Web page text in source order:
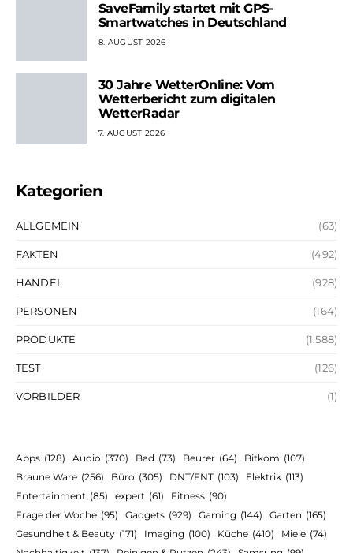
SaveFamily startet mit GPS-
Smartwatches in Deutschland
8. AUGUST 2026
30 Jahre WetterOnline: Vom
Wetterbericht zum digitalen
WetterRadar
7. AUGUST 2026
Kategorien
ALLGEMEIN (63)
FAKTEN (492)
HANDEL (928)
PERSONEN (164)
PRODUKTE (1.588)
TEST (126)
VORBILDER (1)
Apps (128) Audio (370) Bad (73) Beurer (64) Bitkom (107)
Braune Ware (256) Büro (305) DNT/FNT (103) Elektrik (113)
Entertainment (85) expert (61) Fitness (90)
Frage der Woche (95) Gadgets (929) Gaming (144) Garten (165)
Gesundheit & Beauty (171) Imaging (100) Küche (410) Miele (74)